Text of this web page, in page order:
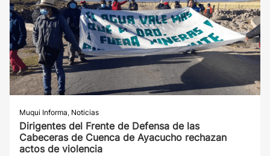
Muqui Informa, Noticias
Dirigentes del Frente de Defensa de las
Cabeceras de Cuenca de Ayacucho rechazan
actos de violencia